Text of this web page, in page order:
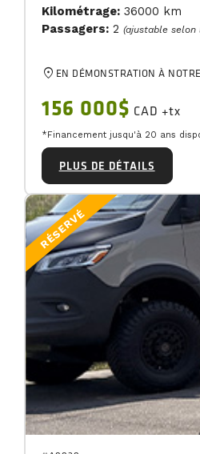
Kilométrage:36000 km
Passagers:2 (ajustable selon
location_on EN DÉMONSTRATION À
156 000$ CAD +tx
*Financement jusqu'à 20 ans
PLUS DE DÉTAILS
RÉSERVÉ